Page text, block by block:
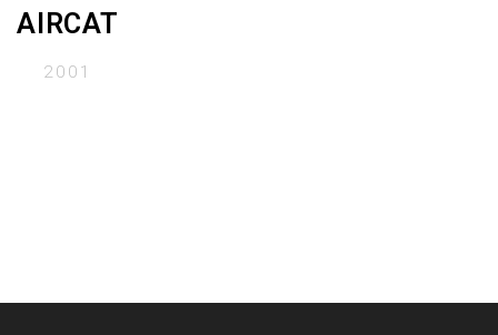
AIRCAT
2001